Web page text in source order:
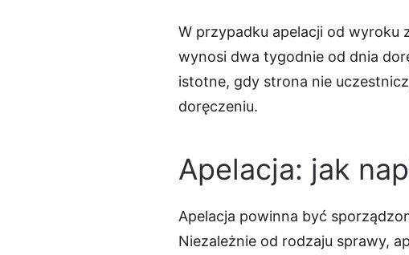
W przypadku apelacji od wyroku
wynosi dwa tygodnie od dnia
istotne, gdy strona nie
doręczeniu.
Apelacja: jak
Apelacja powinna być
Niezależnie od rodzaju sprawy,